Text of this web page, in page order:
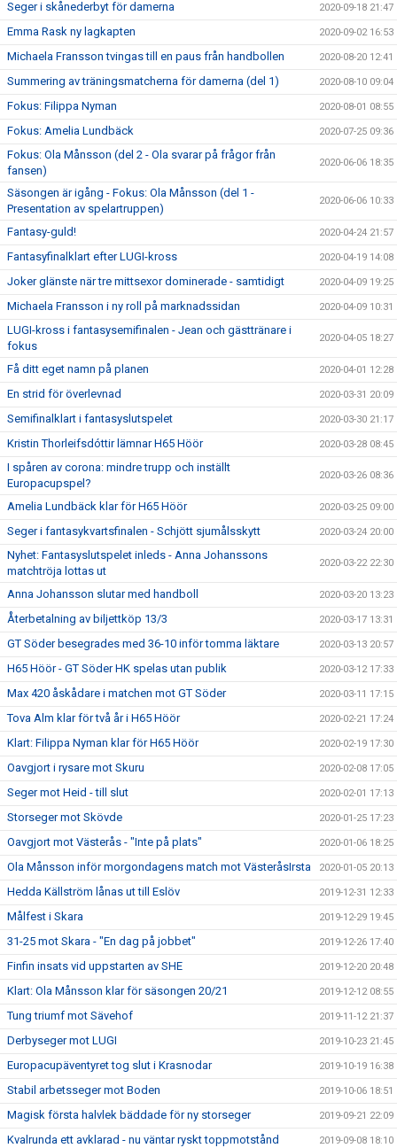
Seger i skånederbyt för damerna 2020-09-18 21:47
Emma Rask ny lagkapten 2020-09-02 16:53
Michaela Fransson tvingas till en paus från handbollen 2020-08-20 12:41
Summering av träningsmatcherna för damerna (del 1) 2020-08-10 09:04
Fokus: Filippa Nyman 2020-08-01 08:55
Fokus: Amelia Lundbäck 2020-07-25 09:36
Fokus: Ola Månsson (del 2 - Ola svarar på frågor från
fansen)
2020-06-06 18:35
Säsongen är igång - Fokus: Ola Månsson (del 1 -
Presentation av spelartruppen)
2020-06-06 10:33
Fantasy-guld! 2020-04-24 21:57
Fantasyfinalklart efter LUGI-kross 2020-04-19 14:08
Joker glänste när tre mittsexor dominerade - samtidigt 2020-04-09 19:25
Michaela Fransson i ny roll på marknadssidan 2020-04-09 10:31
LUGI-kross i fantasysemifinalen - Jean och gästtränare i
fokus
2020-04-05 18:27
Få ditt eget namn på planen 2020-04-01 12:28
En strid för överlevnad 2020-03-31 20:09
Semifinalklart i fantasyslutspelet 2020-03-30 21:17
Kristin Thorleifsdóttir lämnar H65 Höör 2020-03-28 08:45
I spåren av corona: mindre trupp och inställt
Europacupspel?
2020-03-26 08:36
Amelia Lundbäck klar för H65 Höör 2020-03-25 09:00
Seger i fantasykvartsfinalen - Schjött sjumålsskytt 2020-03-24 20:00
Nyhet: Fantasyslutspelet inleds - Anna Johanssons
matchtröja lottas ut
2020-03-22 22:30
Anna Johansson slutar med handboll 2020-03-20 13:23
Återbetalning av biljettköp 13/3 2020-03-17 13:31
GT Söder besegrades med 36-10 inför tomma läktare 2020-03-13 20:57
H65 Höör - GT Söder HK spelas utan publik 2020-03-12 17:33
Max 420 åskådare i matchen mot GT Söder 2020-03-11 17:15
Tova Alm klar för två år i H65 Höör 2020-02-21 17:24
Klart: Filippa Nyman klar för H65 Höör 2020-02-19 17:30
Oavgjort i rysare mot Skuru 2020-02-08 17:05
Seger mot Heid - till slut 2020-02-01 17:13
Storseger mot Skövde 2020-01-25 17:23
Oavgjort mot Västerås - "Inte på plats" 2020-01-06 18:25
Ola Månsson inför morgondagens match mot VästeråsIrsta 2020-01-05 20:13
Hedda Källström lånas ut till Eslöv 2019-12-31 12:33
Målfest i Skara 2019-12-29 19:45
31-25 mot Skara - "En dag på jobbet" 2019-12-26 17:40
Finfin insats vid uppstarten av SHE 2019-12-20 20:48
Klart: Ola Månsson klar för säsongen 20/21 2019-12-12 08:55
Tung triumf mot Sävehof 2019-11-12 21:37
Derbyseger mot LUGI 2019-10-23 21:45
Europacupäventyret tog slut i Krasnodar 2019-10-19 16:38
Stabil arbetsseger mot Boden 2019-10-06 18:51
Magisk första halvlek bäddade för ny storseger 2019-09-21 22:09
Kvalrunda ett avklarad - nu väntar ryskt toppmotstånd 2019-09-08 18:10